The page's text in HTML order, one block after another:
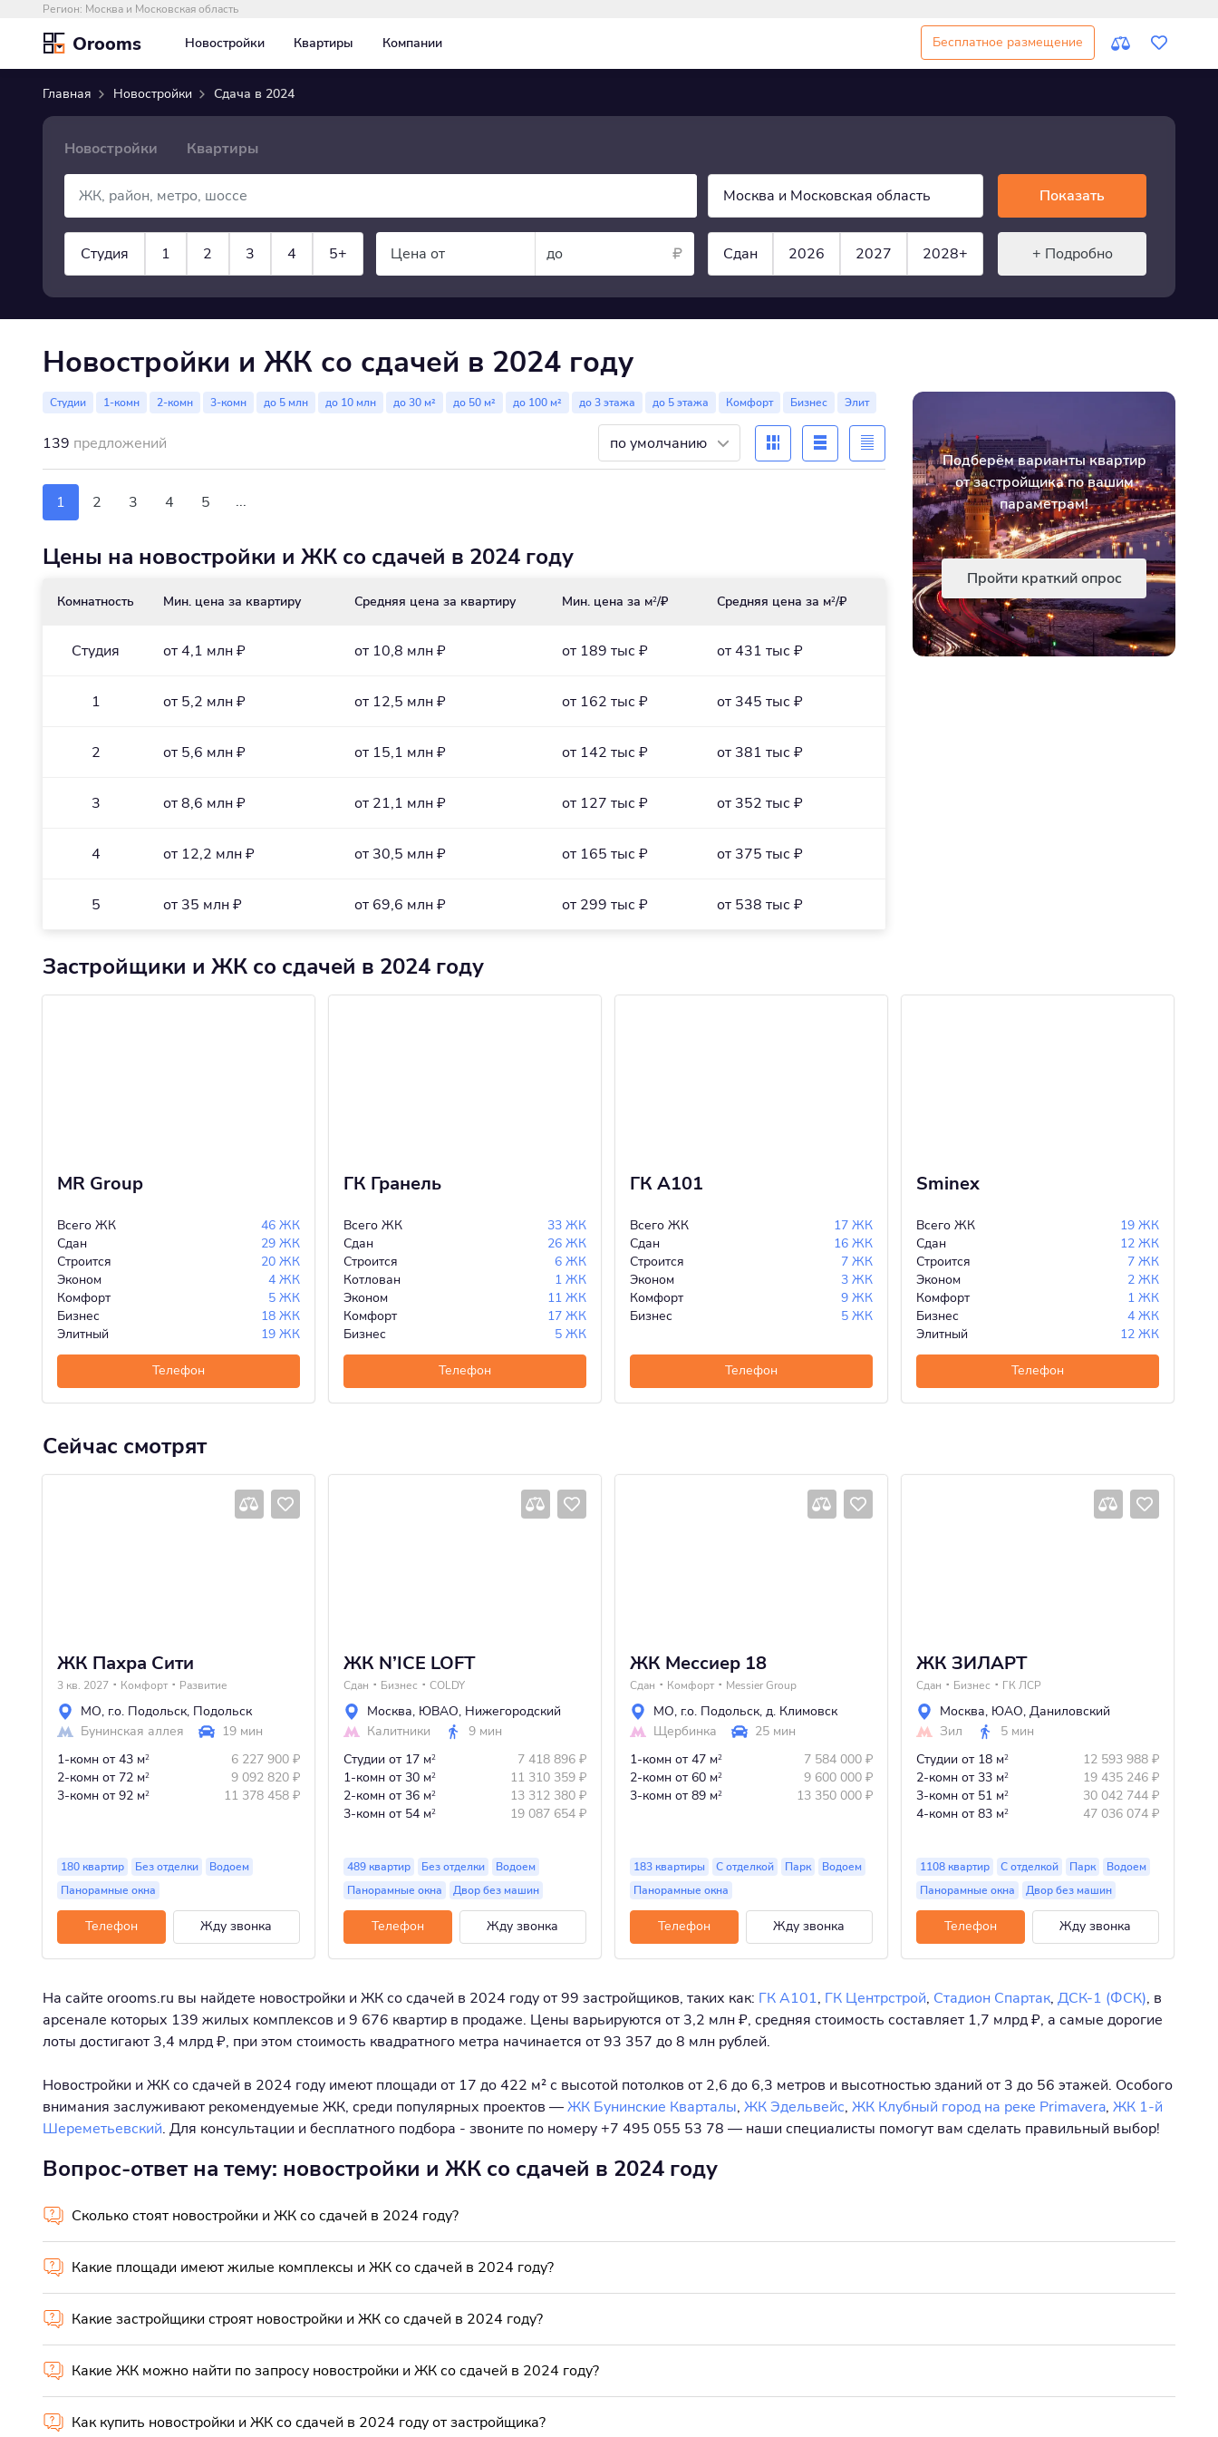
Регион: Москва и Московская область
Orooms Новостройки Квартиры Компании Бесплатное размещение
Главная Новостройки Сдача в 2024
Новостройки Квартиры
Москва и Московская область
Студия 1 2 3 4 5+ Цена от до Сдан 2026 2027 2028+
Показать
+ Подробно
Новостройки и ЖК со сдачей в 2024 году
Студии 1-комн 2-комн 3-комн до 5 млн до 10 млн до 30 м² до 50 м² до 100 м² до 3 этажа до 5 этажа Комфорт Бизнес Элит
139 предложений по умолчанию
1 2 3 4 5 ...
Цены на новостройки и ЖК со сдачей в 2024 году
Комнатность Мин. цена за квартиру Средняя цена за квартиру Мин. цена за м2/₽ Средняя цена за м2/₽
Студия от 4,1 млн ₽ от 10,8 млн ₽ от 189 тыс ₽ от 431 тыс ₽
1 от 5,2 млн ₽ от 12,5 млн ₽ от 162 тыс ₽ от 345 тыс ₽
2 от 5,6 млн ₽ от 15,1 млн ₽ от 142 тыс ₽ от 381 тыс ₽
3 от 8,6 млн ₽ от 21,1 млн ₽ от 127 тыс ₽ от 352 тыс ₽
4 от 12,2 млн ₽ от 30,5 млн ₽ от 165 тыс ₽ от 375 тыс ₽
5 от 35 млн ₽ от 69,6 млн ₽ от 299 тыс ₽ от 538 тыс ₽
Подберём варианты квартир
от застройщика по вашим
параметрам!
Пройти краткий опрос
Застройщики и ЖК со сдачей в 2024 году
MR Group
Всего ЖК
46 ЖК
Сдан
29 ЖК
Строится
20 ЖК
Эконом
4 ЖК
Комфорт
5 ЖК
Бизнес
18 ЖК
Элитный
19 ЖК
Телефон
ГК Гранель
Всего ЖК
33 ЖК
Сдан
26 ЖК
Строится
6 ЖК
Котлован
1 ЖК
Эконом
11 ЖК
Комфорт
17 ЖК
Бизнес
5 ЖК
Телефон
ГК А101
Всего ЖК
17 ЖК
Сдан
16 ЖК
Строится
7 ЖК
Эконом
3 ЖК
Комфорт
9 ЖК
Бизнес
5 ЖК
Телефон
Sminex
Всего ЖК
19 ЖК
Сдан
12 ЖК
Строится
7 ЖК
Эконом
2 ЖК
Комфорт
1 ЖК
Бизнес
4 ЖК
Элитный
12 ЖК
Телефон
Сейчас смотрят
ЖК Пахра Сити
3 кв. 2027 Комфорт Развитие
МО, г.о. Подольск, Подольск
Бунинская аллея
19 мин
1-комн от 43 м2 6 227 900 ₽
2-комн от 72 м2 9 092 820 ₽
3-комн от 92 м2 11 378 458 ₽
180 квартир Без отделки
Водоем
Панорамные окна
Телефон Жду звонка
ЖК N’ICE LOFT
Сдан Бизнес COLDY
Москва, ЮВАО, Нижегородский
Калитники
9 мин
Студии от 17 м2 7 418 896 ₽
1-комн от 30 м2 11 310 359 ₽
2-комн от 36 м2 13 312 380 ₽
3-комн от 54 м2 19 087 654 ₽
489 квартир Без отделки
Водоем
Панорамные окна
Двор без машин
Телефон Жду звонка
ЖК Мессиер 18
Сдан Комфорт Messier Group
МО, г.о. Подольск, д. Климовск
Щербинка
25 мин
1-комн от 47 м2 7 584 000 ₽
2-комн от 60 м2 9 600 000 ₽
3-комн от 89 м2 13 350 000 ₽
183 квартиры С отделкой Парк
Водоем
Панорамные окна
Телефон Жду звонка
ЖК ЗИЛАРТ
Сдан Бизнес ГК ЛСР
Москва, ЮАО, Даниловский
Зил
5 мин
Студии от 18 м2 12 593 988 ₽
2-комн от 33 м2 19 435 246 ₽
3-комн от 51 м2 30 042 744 ₽
4-комн от 83 м2 47 036 074 ₽
1108 квартир С отделкой Парк
Водоем
Панорамные окна
Двор без машин
Телефон Жду звонка
На сайте orooms.ru вы найдете новостройки и ЖК со сдачей в 2024 году от 99 застройщиков, таких как: ГК А101, ГК Центрстрой, Стадион Спартак, ДСК-1 (ФСК), в
арсенале которых 139 жилых комплексов и 9 676 квартир в продаже. Цены варьируются от 3,2 млн ₽, средняя стоимость составляет 1,7 млрд ₽, а самые дорогие
лоты достигают 3,4 млрд ₽, при этом стоимость квадратного метра начинается от 93 357 до 8 млн рублей.
Новостройки и ЖК со сдачей в 2024 году имеют площади от 17 до 422 м² с высотой потолков от 2,6 до 6,3 метров и высотностью зданий от 3 до 56 этажей. Особого
внимания заслуживают рекомендуемые ЖК, среди популярных проектов —ЖК Бунинские Кварталы, ЖК Эдельвейс, ЖК Клубный город на реке Primavera, ЖК 1-й
Шереметьевский. Для консультации и бесплатного подбора - звоните по номеру +7 495 055 53 78 — наши специалисты помогут вам сделать правильный выбор!
Вопрос-ответ на тему: новостройки и ЖК со сдачей в 2024 году
Сколько стоят новостройки и ЖК со сдачей в 2024 году?
Какие площади имеют жилые комплексы и ЖК со сдачей в 2024 году?
Какие застройщики строят новостройки и ЖК со сдачей в 2024 году?
Какие ЖК можно найти по запросу новостройки и ЖК со сдачей в 2024 году?
Как купить новостройки и ЖК со сдачей в 2024 году от застройщика?